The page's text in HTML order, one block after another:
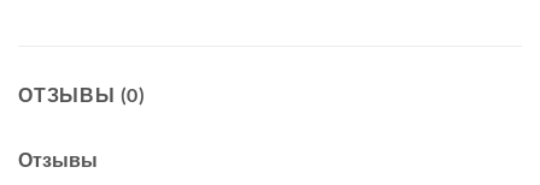
ОТЗЫВЫ (0)
Отзывы